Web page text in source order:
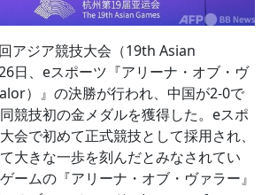
アジア競技大会（19th Asian
日、eスポーツ『アリーナ・オブ・ヴ
）』の決勝が行われ、中国が2-0で
競技初の金メダルを獲得した。eスポ
会で初めて正式競技として採用され、
大きな一歩を刻んだとみなされてい
ームの『アリーナ・オブ・ヴァラー』